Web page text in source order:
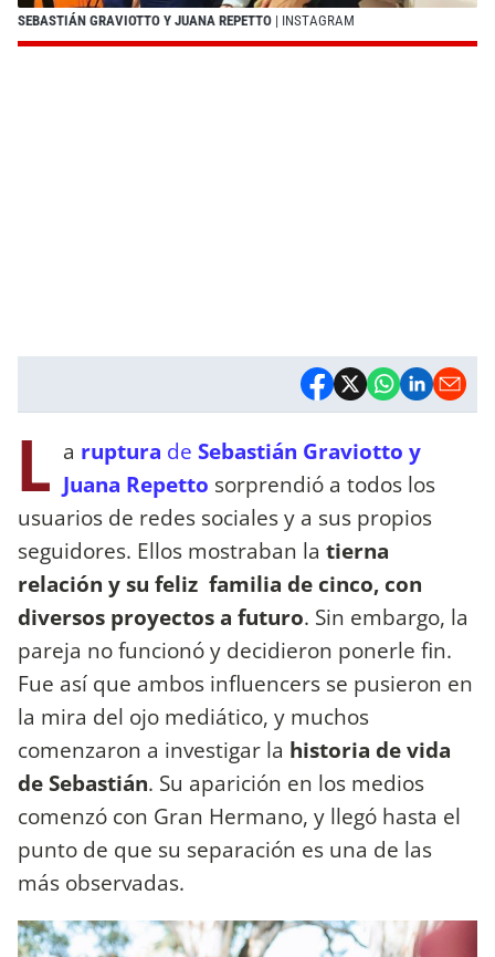
SEBASTIÁN GRAVIOTTO Y JUANA REPETTO | INSTAGRAM
L a ruptura de Sebastián Graviotto y
Juana Repetto sorprendió a todos los
usuarios de redes sociales y a sus propios
seguidores. Ellos mostraban la tierna
relación y su feliz familia de cinco, con
diversos proyectos a futuro. Sin embargo, la
pareja no funcionó y decidieron ponerle fin.
Fue así que ambos influencers se pusieron en
la mira del ojo mediático, y muchos
comenzaron a investigar la historia de vida
de Sebastián. Su aparición en los medios
comenzó con Gran Hermano, y llegó hasta el
punto de que su separación es una de las
más observadas.